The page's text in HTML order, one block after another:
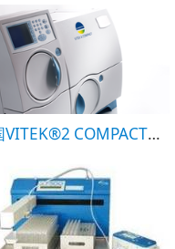
法国VITEK®2 COMPACT梅里埃全自动微生物鉴定及药敏分析